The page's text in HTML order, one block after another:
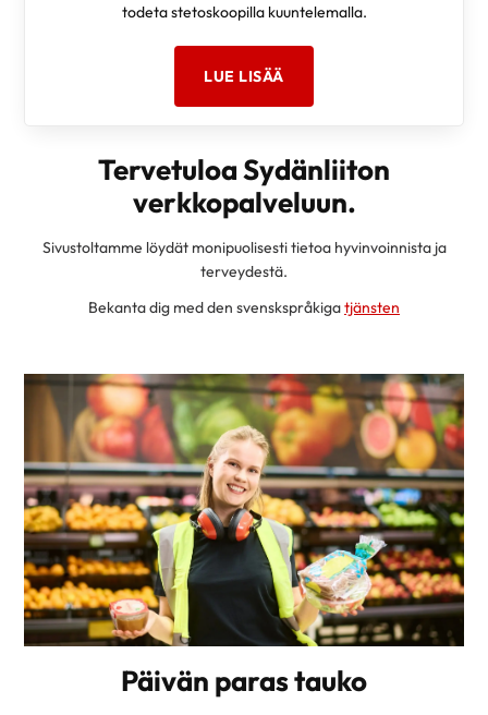
todeta stetoskoopilla kuuntelemalla.
LUE LISÄÄ
Tervetuloa Sydänliiton
verkkopalveluun.
Sivustoltamme löydät monipuolisesti tietoa hyvinvoinnista ja
terveydestä.
Bekanta dig med den svenskspråkigatjänsten
Päivän paras tauko